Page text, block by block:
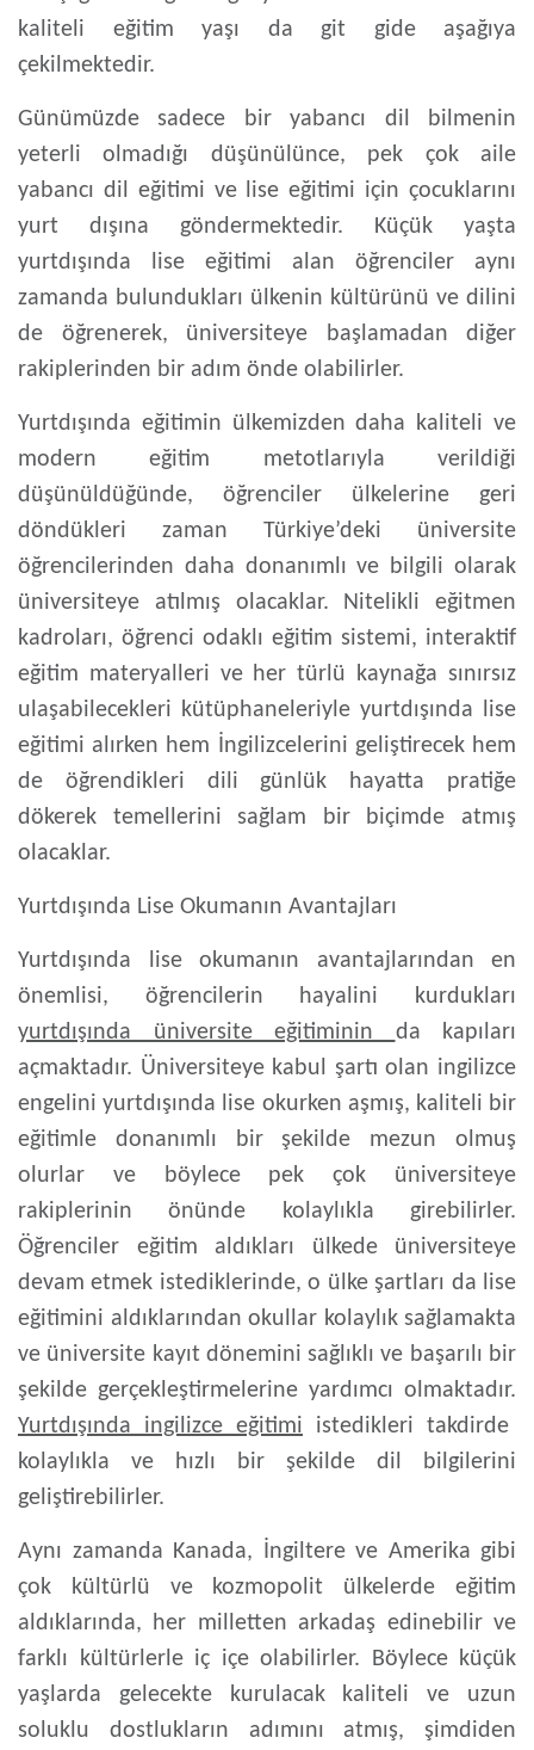
kaliteli eğitim yaşı da git gide aşağıya
çekilmektedir.
Günümüzde sadece bir yabancı dil bilmenin
yeterli olmadığı düşünülünce, pek çok aile
yabancı dil eğitimi ve lise eğitimi için çocuklarını
yurt dışına göndermektedir. Küçük yaşta
yurtdışında lise eğitimi alan öğrenciler aynı
zamanda bulundukları ülkenin kültürünü ve dilini
de öğrenerek, üniversiteye başlamadan diğer
rakiplerinden bir adım önde olabilirler.
Yurtdışında eğitimin ülkemizden daha kaliteli ve
modern eğitim metotlarıyla verildiği
düşünüldüğünde, öğrenciler ülkelerine geri
döndükleri zaman Türkiye’deki üniversite
öğrencilerinden daha donanımlı ve bilgili olarak
üniversiteye atılmış olacaklar. Nitelikli eğitmen
kadroları, öğrenci odaklı eğitim sistemi, interaktif
eğitim materyalleri ve her türlü kaynağa sınırsız
ulaşabilecekleri kütüphaneleriyle yurtdışında lise
eğitimi alırken hem İngilizcelerini geliştirecek hem
de öğrendikleri dili günlük hayatta pratiğe
dökerek temellerini sağlam bir biçimde atmış
olacaklar.
Yurtdışında Lise Okumanın Avantajları
Yurtdışında lise okumanın avantajlarından en
önemlisi, öğrencilerin hayalini kurdukları
yurtdışında üniversite eğitiminin da kapıları
açmaktadır. Üniversiteye kabul şartı olan ingilizce
engelini yurtdışında lise okurken aşmış, kaliteli bir
eğitimle donanımlı bir şekilde mezun olmuş
olurlar ve böylece pek çok üniversiteye
rakiplerinin önünde kolaylıkla girebilirler.
Öğrenciler eğitim aldıkları ülkede üniversiteye
devam etmek istediklerinde, o ülke şartları da lise
eğitimini aldıklarından okullar kolaylık sağlamakta
ve üniversite kayıt dönemini sağlıklı ve başarılı bir
şekilde gerçekleştirmelerine yardımcı olmaktadır.
Yurtdışında ingilizce eğitimi istedikleri takdirde
kolaylıkla ve hızlı bir şekilde dil bilgilerini
geliştirebilirler.
Aynı zamanda Kanada, İngiltere ve Amerika gibi
çok kültürlü ve kozmopolit ülkelerde eğitim
aldıklarında, her milletten arkadaş edinebilir ve
farklı kültürlerle iç içe olabilirler. Böylece küçük
yaşlarda gelecekte kurulacak kaliteli ve uzun
soluklu dostlukların adımını atmış, şimdiden